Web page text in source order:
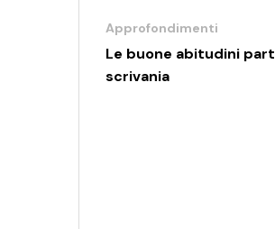
Approfondimenti
Le buone abitudini
scrivania